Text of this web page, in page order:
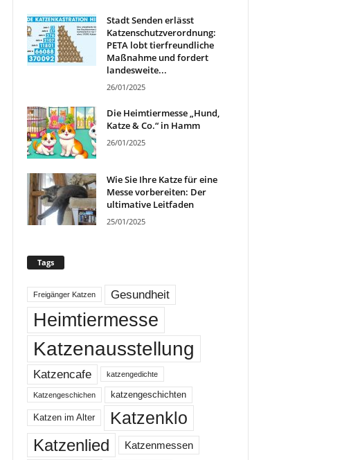
Stadt Senden erlässt
Katzenschutzverordnung:
PETA lobt tierfreundliche
Maßnahme und fordert
landesweite...
26/01/2025
Die Heimtiermesse „Hund,
Katze & Co.“ in Hamm
26/01/2025
Wie Sie Ihre Katze für eine
Messe vorbereiten: Der
ultimative Leitfaden
25/01/2025
Tags
Freigänger Katzen Gesundheit
Heimtiermesse
Katzenausstellung
Katzencafe katzengedichte
Katzengeschichen katzengeschichten
Katzen im Alter Katzenklo
Katzenlied
Katzenmessen